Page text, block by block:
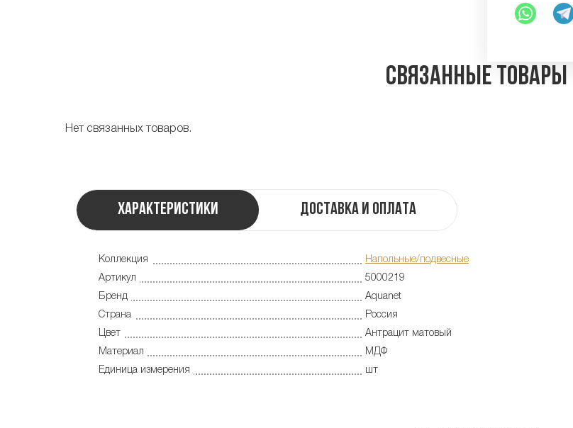
Связанные товары
Нет связанных товаров.
Характеристики Доставка и оплата
Коллекция
Напольные/подвесные
Артикул
5000219
Бренд
Aquanet
Страна
Россия
Цвет
Антрацит матовый
Материал
МДФ
Единица измерения
шт